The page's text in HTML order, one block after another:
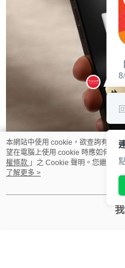
本網站中使用 cookie，欲查詢有關本
望在電腦上使用 cookie 時應如何變
權條款 」之 Cookie 聲明。您繼續使
用條款之 Cookie 聲明使用 cookie。
了解更多 >